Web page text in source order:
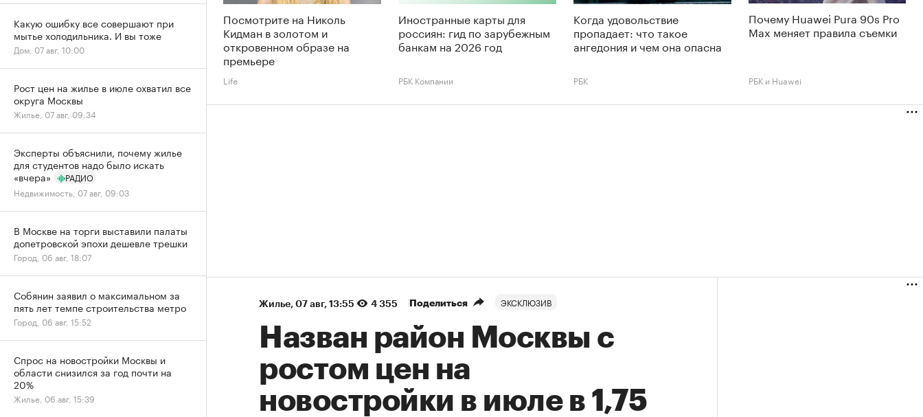
Посмотрите на Николь
Кидман в золотом и
откровенном образе на
премьере
Life
Иностранные карты для
россиян: гид по зарубежным
банкам на 2026 год
РБК Компании
Когда удовольствие
пропадает: что такое
ангедония и чем она опасна
РБК
Почему Huawei Pura 90s Pro
Max меняет правила съемки
РБК и Huawei
Жилье⁠, 07 авг, 13:55 4 355 Поделиться ЭКСКЛЮЗИВ
Назван район Москвы с
ростом цен на
новостройки в июле в 1,75
Какую ошибку все совершают при
мытье холодильника. И вы тоже
Дом, 07 авг, 10:00
Рост цен на жилье в июле охватил все
округа Москвы
Жилье, 07 авг, 09:34
Эксперты объяснили, почему жилье
для студентов надо было искать
«вчера»
РАДИО
Недвижимость, 07 авг, 09:03
В Москве на торги выставили палаты
допетровской эпохи дешевле трешки
Город, 06 авг, 18:07
Собянин заявил о максимальном за
пять лет темпе строительства метро
Город, 06 авг, 15:52
Спрос на новостройки Москвы и
области снизился за год почти на
20%
Жилье, 06 авг, 15:39